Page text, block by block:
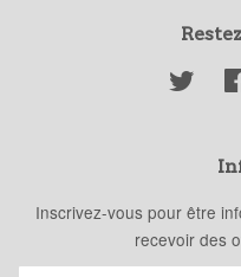
Inscrivez-vous pour être
recevoir des